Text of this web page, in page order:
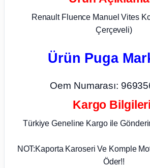
Renault Fluence Manuel Vites
Çerçeveli)
Ürün Puga
Oem Numarası:
Kargo
Türkiye Geneline Kargo ile
NOT:Kaporta Karoseri Ve Komple
Öder!!